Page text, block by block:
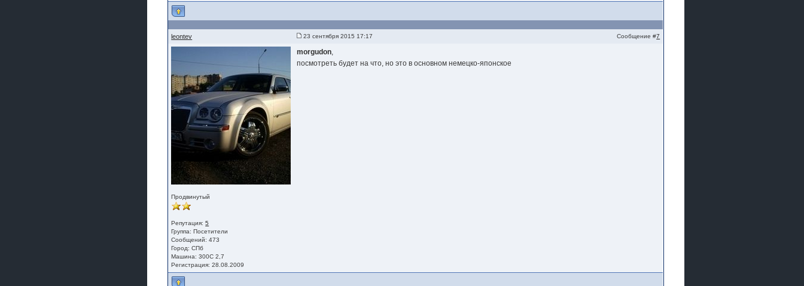
leontev 23 сентября 2015 17:17 Сообщение #7
Продвинутый
Репутация:5
Группа:Посетители
Сообщений: 473
Город: СПб
Машина: 300С 2,7
Регистрация: 28.08.2009
morgudon,
посмотреть будет на что, но это в основном немецко-японское